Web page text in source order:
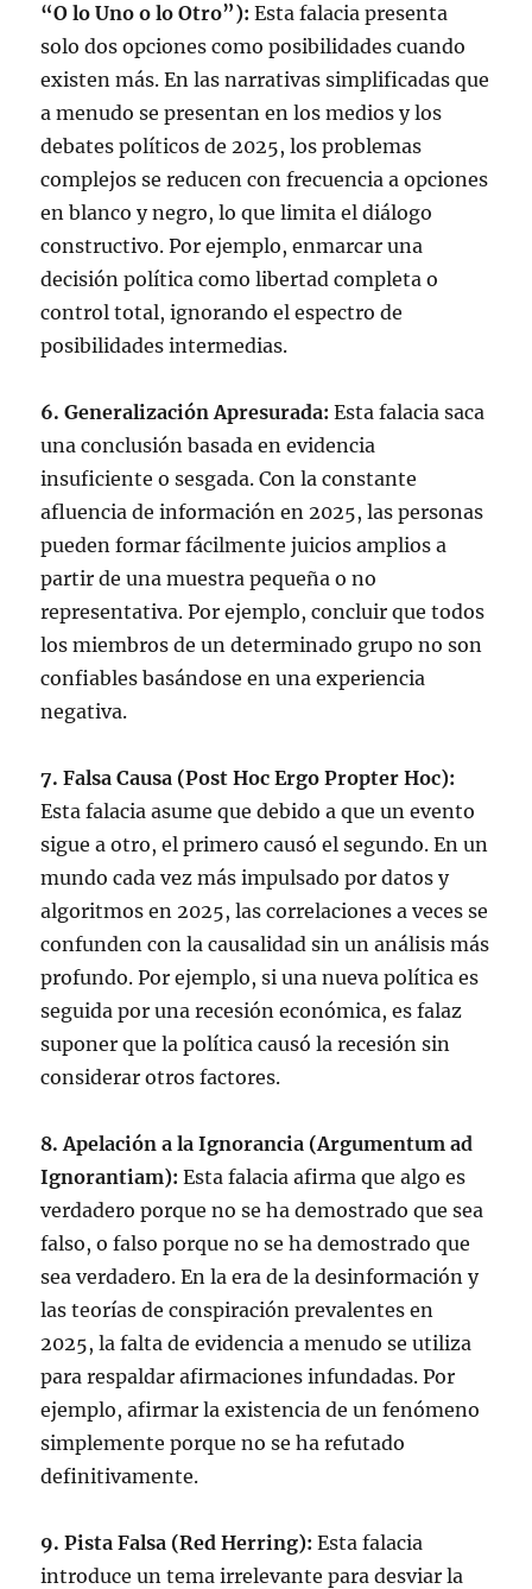
“O lo Uno o lo Otro”): Esta falacia presenta
solo dos opciones como posibilidades cuando
existen más. En las narrativas simplificadas que
a menudo se presentan en los medios y los
debates políticos de 2025, los problemas
complejos se reducen con frecuencia a opciones
en blanco y negro, lo que limita el diálogo
constructivo. Por ejemplo, enmarcar una
decisión política como libertad completa o
control total, ignorando el espectro de
posibilidades intermedias.
6. Generalización Apresurada: Esta falacia saca
una conclusión basada en evidencia
insuficiente o sesgada. Con la constante
afluencia de información en 2025, las personas
pueden formar fácilmente juicios amplios a
partir de una muestra pequeña o no
representativa. Por ejemplo, concluir que todos
los miembros de un determinado grupo no son
confiables basándose en una experiencia
negativa.
7. Falsa Causa (Post Hoc Ergo Propter Hoc):
Esta falacia asume que debido a que un evento
sigue a otro, el primero causó el segundo. En un
mundo cada vez más impulsado por datos y
algoritmos en 2025, las correlaciones a veces se
confunden con la causalidad sin un análisis más
profundo. Por ejemplo, si una nueva política es
seguida por una recesión económica, es falaz
suponer que la política causó la recesión sin
considerar otros factores.
8. Apelación a la Ignorancia (Argumentum ad
Ignorantiam): Esta falacia afirma que algo es
verdadero porque no se ha demostrado que sea
falso, o falso porque no se ha demostrado que
sea verdadero. En la era de la desinformación y
las teorías de conspiración prevalentes en
2025, la falta de evidencia a menudo se utiliza
para respaldar afirmaciones infundadas. Por
ejemplo, afirmar la existencia de un fenómeno
simplemente porque no se ha refutado
definitivamente.
9. Pista Falsa (Red Herring): Esta falacia
introduce un tema irrelevante para desviar la